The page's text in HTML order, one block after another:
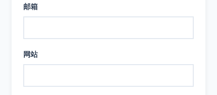
邮箱
网站